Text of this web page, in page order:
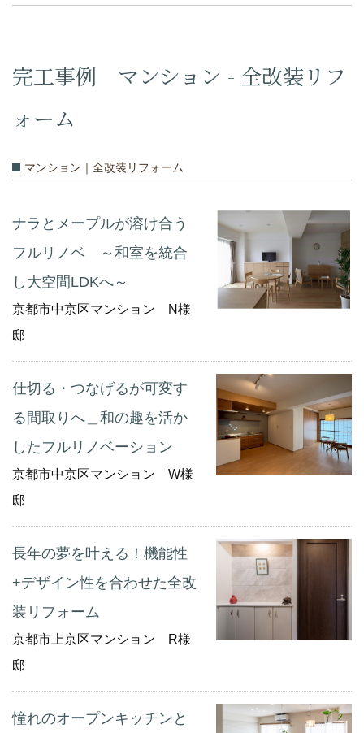
完工事例 マンション - 全改装リフ
ォーム
マンション｜全改装リフォーム
ナラとメープルが溶け合う
フルリノベ ～和室を統合
し大空間LDKへ～
京都市中京区マンション N様
邸
仕切る・つなげるが可変す
る間取りへ＿和の趣を活か
したフルリノベーション
京都市中京区マンション W様
邸
長年の夢を叶える！機能性
+デザイン性を合わせた全改
装リフォーム
京都市上京区マンション R様
邸
憧れのオープンキッチンと